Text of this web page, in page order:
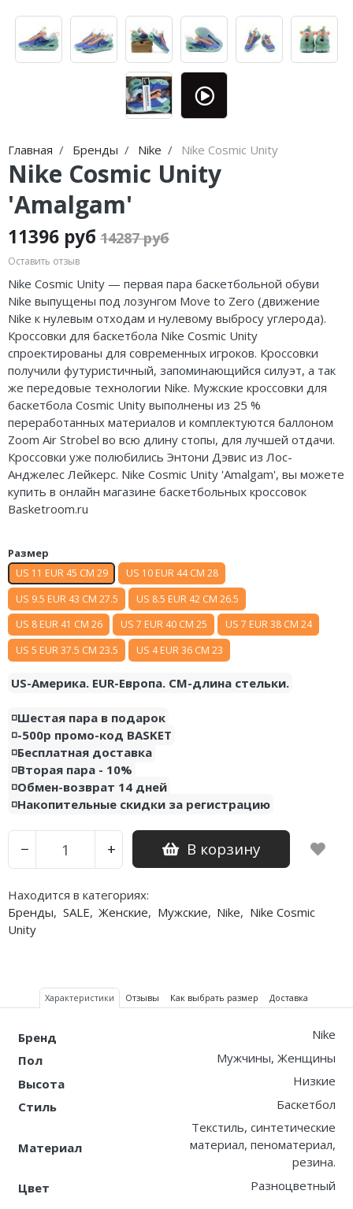
Главная Бренды Nike Nike Cosmic Unity
Nike Cosmic Unity
'Amalgam'
11396 руб 14287 руб
Оставить отзыв
Nike Cosmic Unity — первая пара баскетбольной обуви
Nike выпущены под лозунгом Move to Zero (движение
Nike к нулевым отходам и нулевому выбросу углерода).
Кроссовки для баскетбола Nike Cosmic Unity
спроектированы для современных игроков. Кроссовки
получили футуристичный, запоминающийся силуэт, а так
же передовые технологии Nike. Мужские кроссовки для
баскетбола Cosmic Unity выполнены из 25 %
переработанных материалов и комплектуются баллоном
Zoom Air Strobel во всю длину стопы, для лучшей отдачи.
Кроссовки уже полюбились Энтони Дэвис из Лос-
Анджелес Лейкерс. Nike Cosmic Unity 'Amalgam', вы можете
купить в онлайн магазине баскетбольных кроссовок
Basketroom.ru
Размер
US 11 EUR 45 CM 29
US 10 EUR 44 CM 28
US 9.5 EUR 43 CM 27.5
US 8.5 EUR 42 CM 26.5
US 8 EUR 41 CM 26
US 7 EUR 40 CM 25
US 7 EUR 38 CM 24
US 5 EUR 37.5 CM 23.5
US 4 EUR 36 CM 23
US-Америка. EUR-Европа. CM-длина стельки.
◽️Шестая пара в подарок
◽️-500р промо-код BASKET
◽️Бесплатная доставка
◽️Вторая пара - 10%
◽️Обмен-возврат 14 дней
◽️Накопительные скидки за регистрацию
− + В корзину
Находится в категориях:
Бренды, SALE, Женские, Мужские, Nike, Nike Cosmic
Unity
Характеристики Отзывы Как выбрать размер Доставка
Бренд
Nike
Пол
Мужчины, Женщины
Высота
Низкие
Стиль
Баскетбол
Материал
Текстиль, синтетические
материал, пеноматериал,
резина.
Цвет
Разноцветный
Jordan Tatum
Air Jordan 38
Air Jordan 37
Air Jordan 36
Air Jordan 1
Air Jordan 3
Air Jordan 4
Air Jordan 5
Air Jordan 6
Air Jordan 7
Air Jordan 10
Air Jordan 11
Air Jordan 13
Air Jordan 14
Air Jordan 15
adidas Samba
adidas adiFOM
adidas Adizero
adidas Harden
adidas Dame
adidas AE
Adidas Yeezy Boost 350 V2